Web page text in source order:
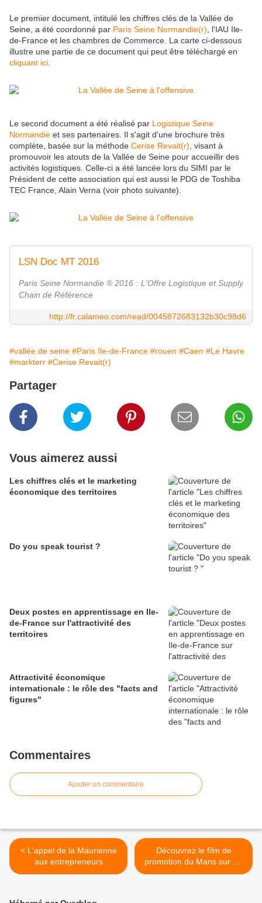
Le premier document, intitulé les chiffres clés de la Vallée de
Seine, a été coordonné par Paris Seine Normandie(r) , l'IAU Ile-
de-France et les chambres de Commerce. La carte ci-dessous
illustre une partie de ce document qui peut être téléchargé en
cliquant ici
Le second document a été réalisé par Logistique Seine
Normandie et ses partenaires. Il s'agit d'une brochure très
complète, basée sur la méthode Cerise Revait(r) , visant à
promouvoir les atouts de la Vallée de Seine pour accueillir des
activités logistiques. Celle-ci a été lancée lors du SIMI par le
Président de cette association qui est aussi le PDG de Toshiba
TEC France, Alain Verna (voir photo suivante).
LSN Doc MT 2016
Paris Seine Normandie ® 2016 : L'Offre Logistique et Supply
Chain de Référence
http://fr.calameo.com/read/0045872683132b30c98d6
#vallée de seine #Paris Ile-de-France #rouen #Caen #Le Havre
#markterr #Cerise Revait(r)
Partager
Vous aimerez aussi
Les chiffres clés et le marketing
économique des territoires
Do you speak tourist ?
Deux postes en apprentissage en Ile-
de-France sur l'attractivité des
territoires
Attractivité économique
internationale : le rôle des "facts and
figures"
Commentaires
Ajouter un commentaire
< L'appel de la Maurienne
aux entrepreneurs
Découvrez le film de
promotion du Mans sur Air
France >